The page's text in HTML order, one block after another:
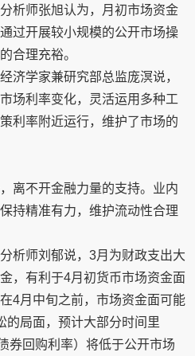
析师张旭认为，月初市场资金
过开展较小规模的公开市场操
合理充裕。
济学家兼研究部总监庞溟说，
场利率变化，灵活运用多种工
利率附近运行，维护了市场的
离不开金融力量的支持。业内
持精准有力，维护流动性合理
析师刘郁说，3月为财政支出大
，有利于4月初货币市场资金面
4月中旬之前，市场资金面可能
的局面，预计大部分时间里
券回购利率）将低于公开市场